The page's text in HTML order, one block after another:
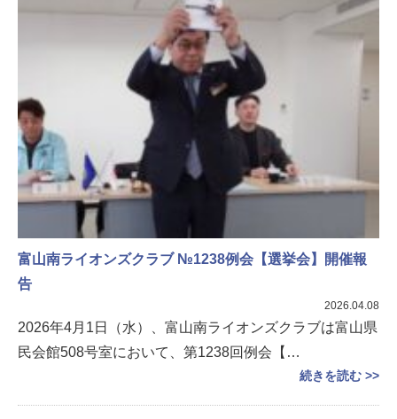
富山南ライオンズクラブ №1238例会【選挙会】開催報
告
2026.04.08
2026年4月1日（水）、富山南ライオンズクラブは富山県
民会館508号室において、第1238回例会【…
続きを読む >>